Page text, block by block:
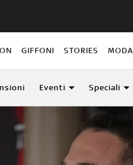
GIFFONI STORIES MODA
Eventi Speciali